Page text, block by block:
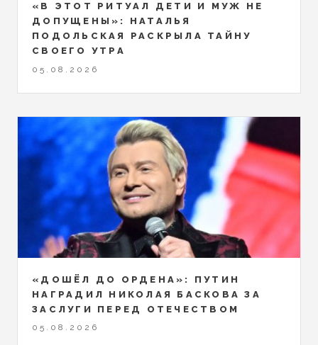
«В ЭТОТ РИТУАЛ ДЕТИ И МУЖ НЕ
ДОПУЩЕНЫ»: НАТАЛЬЯ
ПОДОЛЬСКАЯ РАСКРЫЛА ТАЙНУ
СВОЕГО УТРА
05.08.2026
«ДОШЁЛ ДО ОРДЕНА»: ПУТИН
НАГРАДИЛ НИКОЛАЯ БАСКОВА ЗА
ЗАСЛУГИ ПЕРЕД ОТЕЧЕСТВОМ
05.08.2026